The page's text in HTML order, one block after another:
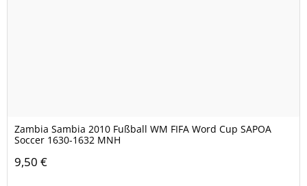
Zambia Sambia 2010 Fußball WM FIFA Word Cup SAPOA
Soccer 1630-1632 MNH
9,50 €